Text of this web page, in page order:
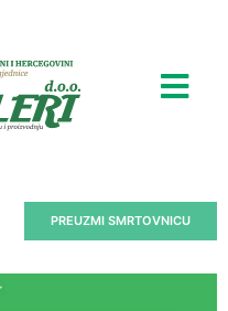
PREUZMI SMRTOVNICU